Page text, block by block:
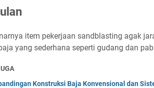
item pekerjaan sandblasting agak
yang sederhana seperti gudang dan
Konstruksi Baja Konvensional dan